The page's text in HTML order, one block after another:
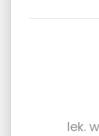
lek.